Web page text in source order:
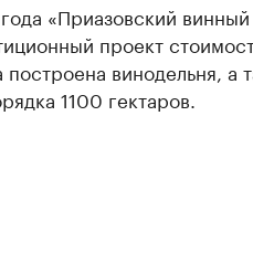
«Приазовский
проект
построена винодельня, а
1100 гектаров.